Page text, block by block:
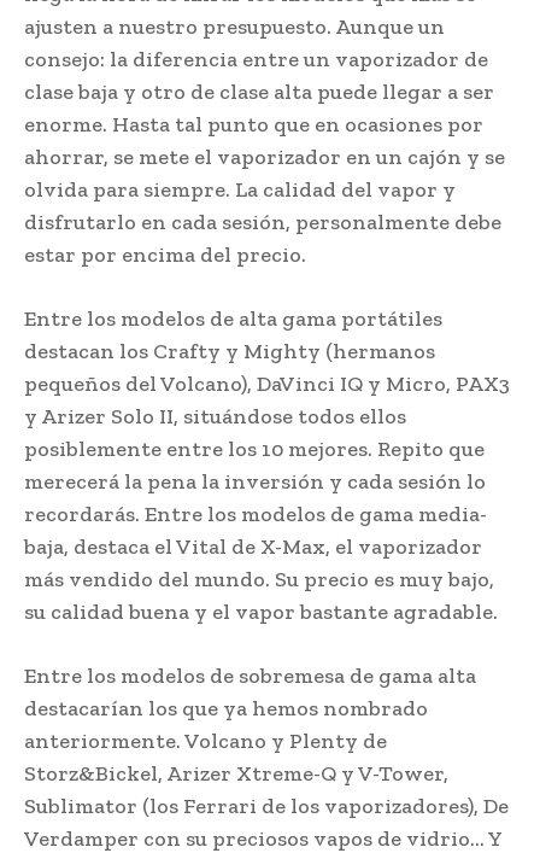
ajusten a nuestro presupuesto. Aunque un
consejo: la diferencia entre un vaporizador de
clase baja y otro de clase alta puede llegar a ser
enorme. Hasta tal punto que en ocasiones por
ahorrar, se mete el vaporizador en un cajón y se
olvida para siempre. La calidad del vapor y
disfrutarlo en cada sesión, personalmente debe
estar por encima del precio.
Entre los modelos de alta gama portátiles
destacan los Crafty y Mighty (hermanos
pequeños del Volcano), DaVinci IQ y Micro, PAX3
y Arizer Solo II, situándose todos ellos
posiblemente entre los 10 mejores. Repito que
merecerá la pena la inversión y cada sesión lo
recordarás. Entre los modelos de gama media-
baja, destaca el Vital de X-Max, el vaporizador
más vendido del mundo. Su precio es muy bajo,
su calidad buena y el vapor bastante agradable.
Entre los modelos de sobremesa de gama alta
destacarían los que ya hemos nombrado
anteriormente. Volcano y Plenty de
Storz&Bickel, Arizer Xtreme-Q y V-Tower,
Sublimator (los Ferrari de los vaporizadores), De
Verdamper con su preciosos vapos de vidrio… Y